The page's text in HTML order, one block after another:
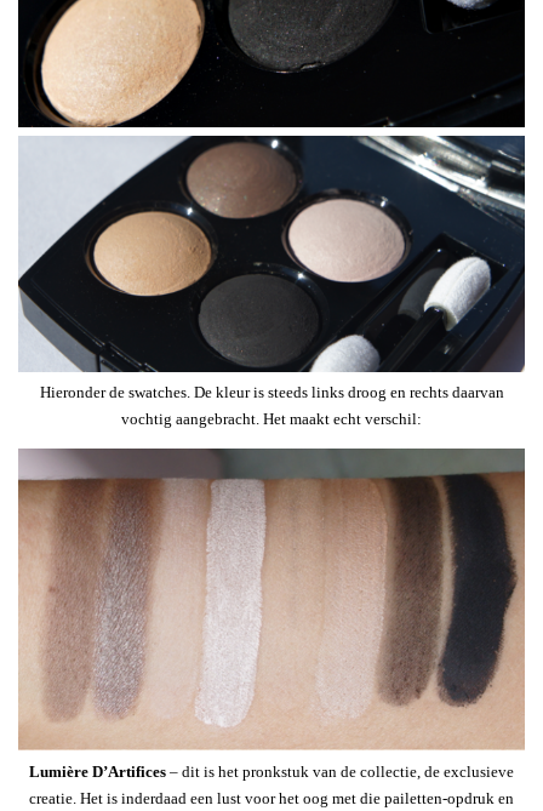
Hieronder de swatches. De kleur is steeds links droog en rechts daarvan
vochtig aangebracht. Het maakt echt verschil:
Lumière D’Artifices – dit is het pronkstuk van de collectie, de exclusieve
creatie. Het is inderdaad een lust voor het oog met die pailetten-opdruk en